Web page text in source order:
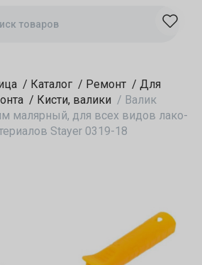
/ Каталог / Ремонт / Для
/ Кисти, валики / Валик
малярный, для всех видов лако-
Stayer 0319-18